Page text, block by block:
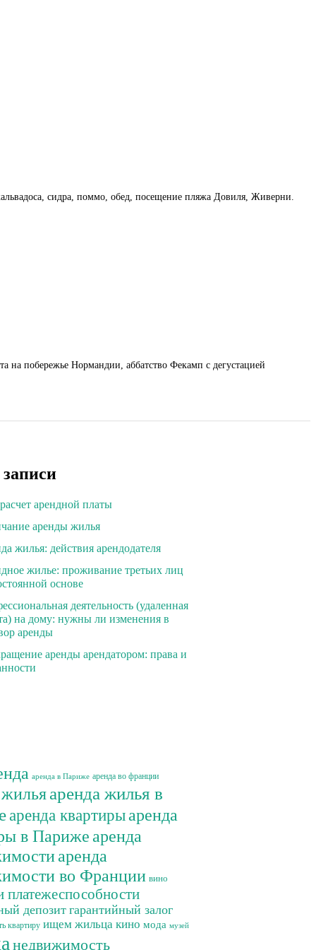
сидра, поммо, обед, посещение пляжа Довиля, Живерни.
на побережье Нормандии, аббатство Фекамп с дегустацией
арендной платы
аренды жилья
жилья: действия арендодателя
жилье: проживание третьих лиц
основе
деятельность (удаленная
на дому: нужны ли изменения в
аренды
аренды арендатором: права и
аренда в Париже аренда во франции
аренда жилья в
аренда квартирыаренда
в Париже аренда
аренда
во Франции вино
платежеспособности
депозит гарантийный залог
квартиру ищем жильца кино мода музей
недвижимость